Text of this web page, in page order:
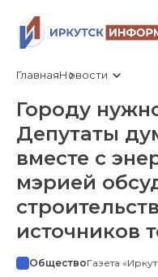
ГлавнаяНовости
Городу
Депутаты
вместе с
мэрией
источников
ОбществоГазета